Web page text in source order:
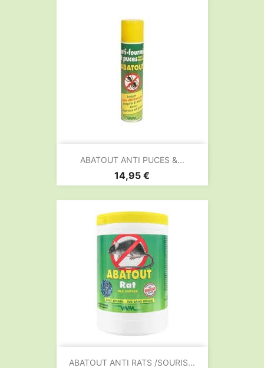
ABATOUT ANTI PUCES &...
Prix
14,95 €
ABATOUT ANTI RATS /SOURIS...